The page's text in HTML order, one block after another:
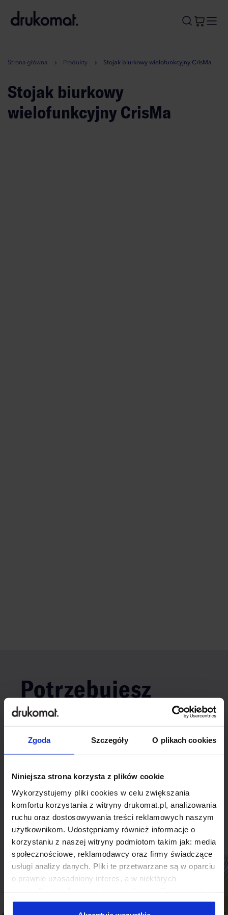
Zgoda Szczegóły O plikach cookies
Niniejsza strona korzysta z plików cookie
Wykorzystujemy pliki cookies w celu zwiększania
komfortu korzystania z witryny drukomat.pl, analizowania
ruchu oraz dostosowywania treści reklamowych naszym
użytkownikom. Udostępniamy również informacje o
korzystaniu z naszej witryny podmiotom takim jak: media
społecznościowe, reklamodawcy oraz firmy świadczące
usługi analizy danych. Pliki te przetwarzane są w oparciu
o prawnie uzasadniony interes, a w niektórych
Niektóre z plików cookies dostarczane i przetwarzane są
A
Strona główna Produkty Stojak biurkowy wielofunkcyjny CrisMa
Stojak biurkowy
wielofunkcyjny CrisMa
Potrzebujesz
indywidualnego
rozwiązania?
produkt niestandardowy.
Skontaktuj się